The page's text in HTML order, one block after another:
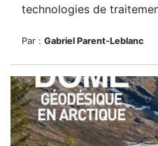
technologies de
Par : Gabriel Parent-Leblanc